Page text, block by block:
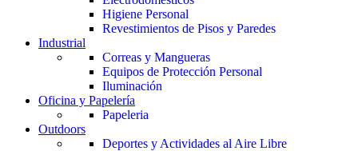
Higiene Personal
Revestimientos de Pisos y Paredes
Industrial
Correas y Mangueras
Equipos de Protección Personal
Iluminación
Oficina y Papelería
Papeleria
Outdoors
Deportes y Actividades al Aire Libre